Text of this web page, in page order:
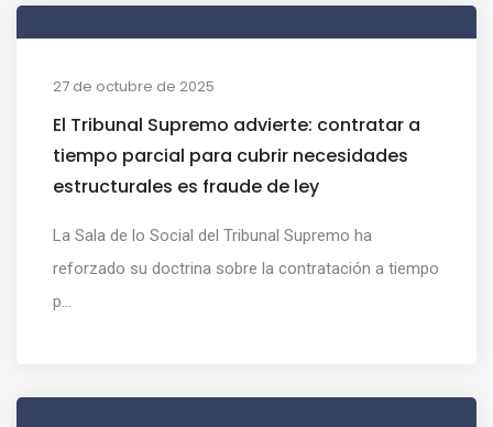
27 de octubre de 2025
El Tribunal Supremo advierte: contratar a
tiempo parcial para cubrir necesidades
estructurales es fraude de ley
La Sala de lo Social del Tribunal Supremo ha
reforzado su doctrina sobre la contratación a tiempo
p...